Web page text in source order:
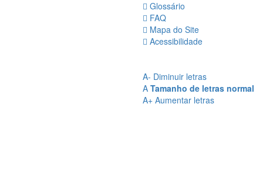
Glossário
FAQ
Mapa do Site
Acessibilidade
A- Diminuir letras
A Tamanho de letras normal
A+ Aumentar letras